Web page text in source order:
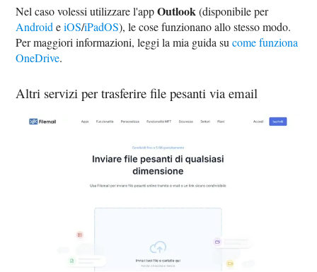
Nel caso volessi utilizzare l'appOutlook(disponibile per
Android eiOS/iPadOS), le cose funzionano allo stesso modo.
Per maggiori informazioni, leggi la mia guida sucome funziona
OneDrive.
Altri servizi per trasferire file pesanti via email